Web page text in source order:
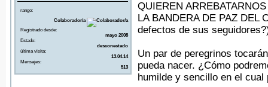
rango:
Colaborador/a
Registrado desde:
mayo 2008
Estado:
desconectado
última visita:
13.04.14
Mensajes:
513
QUIEREN
LA BANDERA DE PAZ DEL
defectos de sus
Un par de peregrinos
pueda nacer. ¿Cómo
humilde y sencillo en el cual